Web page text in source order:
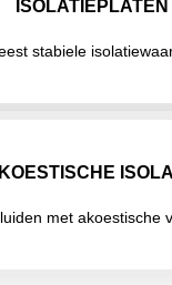
ISOLATIEPLATEN
stabiele
met akoestische